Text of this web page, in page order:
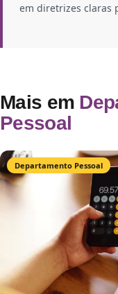
em diretrizes claras
Mais em
Pessoal
Departamento Pessoal